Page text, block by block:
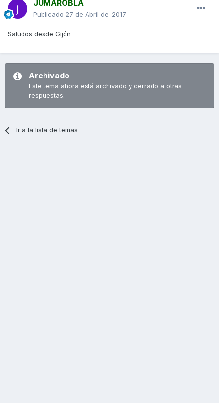
JUMAROBLA
Publicado 27 de Abril del 2017
Saludos desde Gijón
Archivado
Este tema ahora está archivado y cerrado a otras
respuestas.
Ir a la lista de temas